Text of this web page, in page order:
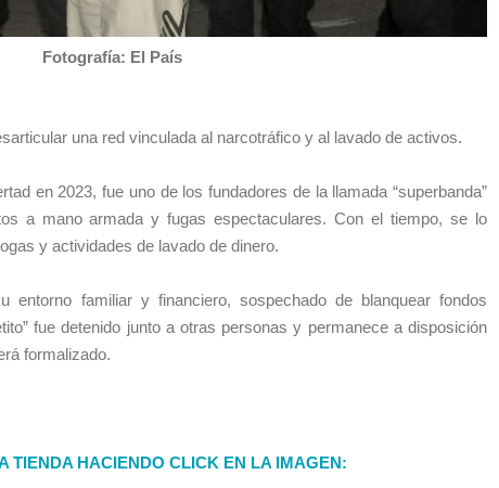
Fotografía: El País
una red vinculada al narcotráfico y al lavado de activos.
en 2023, fue uno de los fundadores de la llamada “superbanda”
a mano armada y fugas espectaculares. Con el tiempo, se lo
y actividades de lavado de dinero.
entorno familiar y financiero, sospechado de blanquear fondos
fue detenido junto a otras personas y permanece a disposición
formalizado.
TIENDA HACIENDO CLICK EN LA IMAGEN: